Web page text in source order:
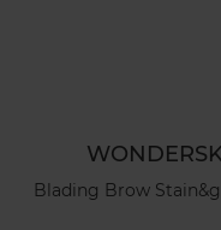
Blading Brow